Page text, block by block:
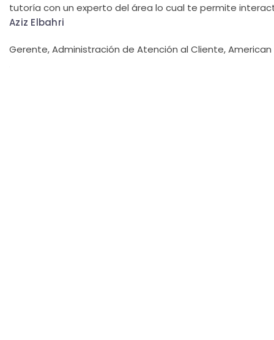
tutoría con un experto del área lo cual te permite
Aziz Elbahri
Gerente, Administración de Atención al Cliente, American